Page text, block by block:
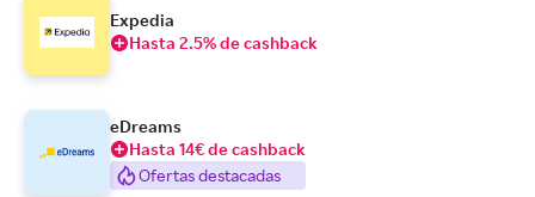
Expedia
Hasta 2.5% de cashback
eDreams
Hasta 14€ de cashback
Ofertas destacadas